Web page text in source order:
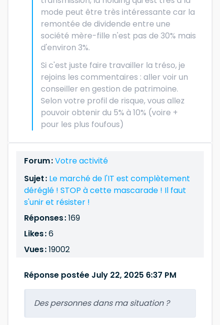
mode peut être très intéressante car la
remontée de dividende entre une
société mère-fille n'est pas de 30% mais
d'environ 3%.
Si c'est juste faire travailler la tréso, je
rejoins les commentaires : aller voir un
conseiller en gestion de patrimoine.
Selon votre profil de risque, vous allez
pouvoir obtenir du 5% à 10% (voire +
pour les plus foufous)
Forum :Votre activité
Sujet : Le marché de l'IT est complètement
déréglé ! STOP à cette mascarade ! Il faut
s'unir et résister !
Réponses :169
Likes :6
Vues :19002
Réponse postée July 22, 2025 6:37 PM
Des personnes dans ma situation ?